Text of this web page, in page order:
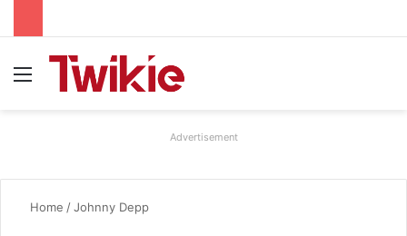
Advertisement
Home /Johnny Depp